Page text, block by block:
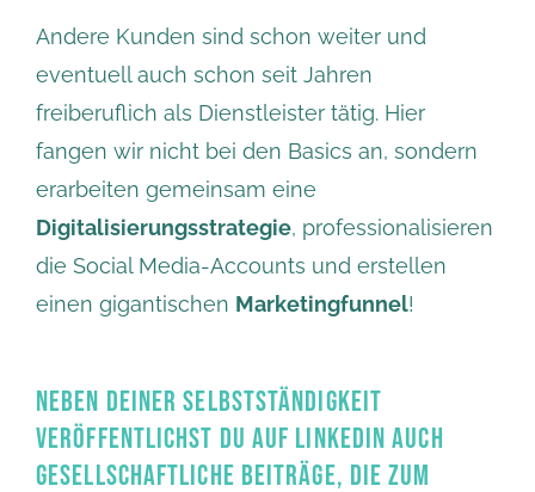
Andere Kunden sind schon weiter und
eventuell auch schon seit Jahren
freiberuflich als Dienstleister tätig. Hier
fangen wir nicht bei den Basics an, sondern
erarbeiten gemeinsam eine
Digitalisierungsstrategie, professionalisieren
die Social Media-Accounts und erstellen
einen gigantischen Marketingfunnel!
NEBEN DEINER SELBSTSTÄNDIGKEIT
VERÖFFENTLICHST DU AUF LINKEDIN AUCH
GESELLSCHAFTLICHE BEITRÄGE, DIE ZUM